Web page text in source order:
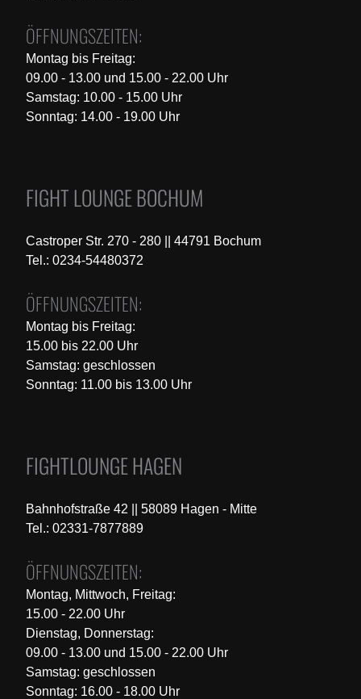
ÖFFNUNGSZEITEN:
Montag bis Freitag:
09.00 - 13.00 und 15.00 - 22.00 Uhr
Samstag: 10.00 - 15.00 Uhr
Sonntag: 14.00 - 19.00 Uhr
FIGHT LOUNGE BOCHUM
Castroper Str. 270 - 280 || 44791 Bochum
Tel.: 0234-54480372
ÖFFNUNGSZEITEN:
Montag bis Freitag:
15.00 bis 22.00 Uhr
Samstag: geschlossen
Sonntag: 11.00 bis 13.00 Uhr
FIGHTLOUNGE HAGEN
Bahnhofstraße 42 || 58089 Hagen - Mitte
Tel.: 02331-7877889
ÖFFNUNGSZEITEN:
Montag, Mittwoch, Freitag:
15.00 - 22.00 Uhr
Dienstag, Donnerstag:
09.00 - 13.00 und 15.00 - 22.00 Uhr
Samstag: geschlossen
Sonntag: 16.00 - 18.00 Uhr